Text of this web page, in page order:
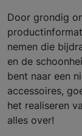
Door grondig
nemen die
en de
bent naar een
accessoires,
het realiseren
alles over!